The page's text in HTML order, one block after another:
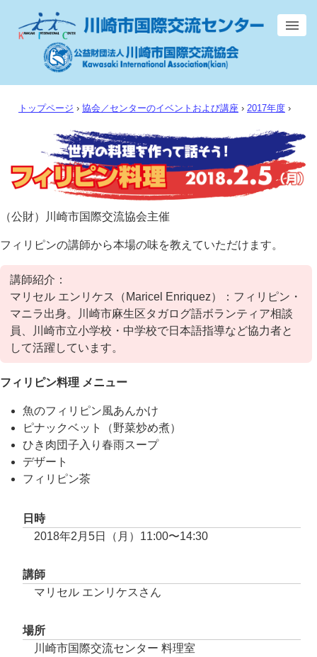
トップページ › 協会／センターのイベントおよび講座 › 2017年度 ›
（公財）川崎市国際交流協会主催
フィリピンの講師から本場の味を教えていただけます。
講師紹介：
マリセル エンリケス（Maricel Enriquez）：フィリピン・
マニラ出身。川崎市麻生区タガログ語ボランティア相談
員、川崎市立小学校・中学校で日本語指導など協力者と
して活躍しています。
フィリピン料理 メニュー
魚のフィリピン風あんかけ
ピナックベット（野菜炒め煮）
ひき肉団子入り春雨スープ
デザート
フィリピン茶
日時
2018年2月5日（月）11:00〜14:30
講師
マリセル エンリケスさん
場所
川崎市国際交流センター 料理室